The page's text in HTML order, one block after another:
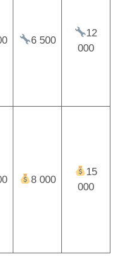
6 500
12
000
8 000
15
000